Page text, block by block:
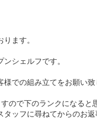
ます。
シェルフです。
での組み立てをお願い
ので下のランクになると
ッフに尋ねてからのお